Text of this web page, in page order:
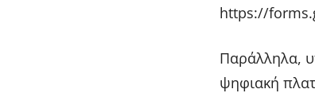
https://
Παράλληλα,
ψηφιακή